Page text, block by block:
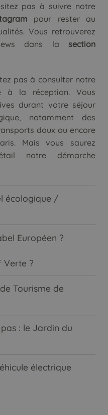
pas à suivre notre
pour rester au
Vous retrouverez
dans la section
pas à consulter notre
à la réception. Vous
durant votre séjour
notamment des
doux ou encore
Mais vous saurez
notre démarche
écologique /
Européen ?
Verte ?
Tourisme de
: le Jardin du
électrique